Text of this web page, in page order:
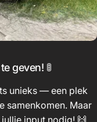
geven! 🚦
unieks — een plek
samenkomen. Maar
input nodig! 🙌